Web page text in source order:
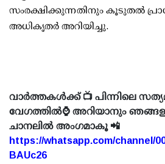
സംരക്ഷിക്കുന്നതിനും കൂടുതല്‍
അധികൃതര്‍ അറിയിച്ചു.
വാർത്തകൾക്ക് 📺 പിന്നിലെ
വേഗത്തിൽ⌚ അറിയാനും
ചാനലിൽ അംഗമാകൂ 📲
https://whatsapp.com/channel/
BAUc26